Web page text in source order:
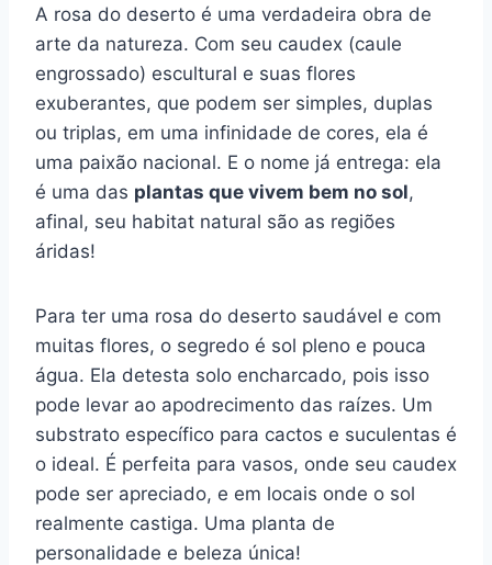
A rosa do deserto é uma verdadeira obra de
arte da natureza. Com seu caudex (caule
engrossado) escultural e suas flores
exuberantes, que podem ser simples, duplas
ou triplas, em uma infinidade de cores, ela é
uma paixão nacional. E o nome já entrega: ela
é uma das plantas que vivem bem no sol,
afinal, seu habitat natural são as regiões
áridas!
Para ter uma rosa do deserto saudável e com
muitas flores, o segredo é sol pleno e pouca
água. Ela detesta solo encharcado, pois isso
pode levar ao apodrecimento das raízes. Um
substrato específico para cactos e suculentas é
o ideal. É perfeita para vasos, onde seu caudex
pode ser apreciado, e em locais onde o sol
realmente castiga. Uma planta de
personalidade e beleza única!